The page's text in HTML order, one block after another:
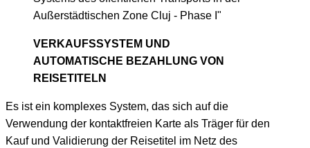
Außerstädtischen Zone Cluj - Phase I"
VERKAUFSSYSTEM UND
AUTOMATISCHE BEZAHLUNG VON
REISETITELN
Es ist ein komplexes System, das sich auf die
Verwendung der kontaktfreien Karte als Träger für den
Kauf und Validierung der Reisetitel im Netz des